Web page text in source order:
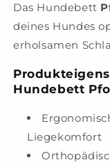
Das Hundebett
deines Hundes
erholsamen
Hundebett
Liegekomfort